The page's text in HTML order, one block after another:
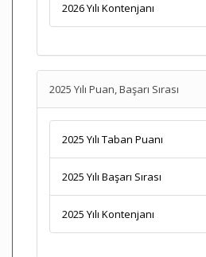
2026 Yılı Kontenjanı
2025 Yılı Puan, Başarı Sırası
2025 Yılı Taban Puanı
2025 Yılı Başarı Sırası
2025 Yılı Kontenjanı